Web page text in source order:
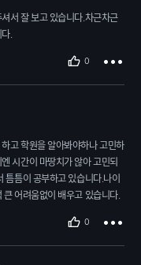
서 잘 보고 있습니다.차근차근
열심히 배워서 자격증에 도전할께요. 감사합니다.
0
고 학원을 알아봐야하나 고민하
시간이 마땅치가 않아 고민되
틈틈이 공부하고 있습니다.나이
들어 공부하려니 조금 힘들때도 있지만 비교적 큰 어려움없이 배우고 있습니다.
0